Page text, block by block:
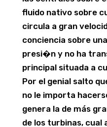
fluido nativo sobre
circula a gran
conciencia sobre
presi�n y no ha
principal situada a
Por el genial salto
no le importa
genera la de más
de los turbinas, cual